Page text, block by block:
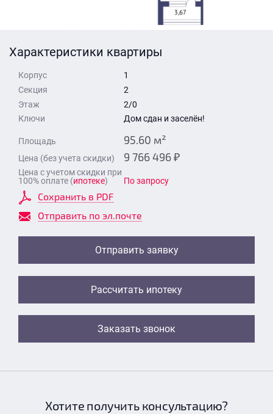
Характеристики квартиры
Корпус
1
Секция
2
Этаж
2/0
Ключи
Дом сдан и заселён!
Площадь 95.60 м²
Цена (без учета скидки) 9 766 496 ₽
Цена с учетом скидки при
100% оплате (ипотеке) По запросу
Сохранить в PDF
Отправить по эл.почте
Отправить заявку
Рассчитать ипотеку
Заказать звонок
Отправить
Отправить
Хотите получить консультацию?